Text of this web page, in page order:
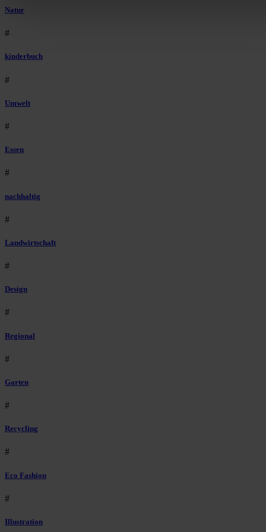
Natur
#
kinderbuch
#
Umwelt
#
Essen
#
nachhaltig
#
Landwirtschaft
#
Design
#
Regional
#
Garten
#
Recycling
#
Eco Fashion
#
Illustration